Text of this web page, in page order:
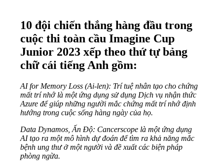
10 đội chiến thắng hàng đầu trong
cuộc thi toàn cầu Imagine Cup
Junior 2023 xếp theo thứ tự bảng
chữ cái tiếng Anh gồm:
AI for Memory Loss (Ai-len): Trí tuệ nhân tạo cho chứng
mất trí nhớ là một ứng dụng sử dụng Dịch vụ nhận thức
Azure để giúp những người mắc chứng mất trí nhớ định
hướng trong cuộc sống hàng ngày của họ.
Data Dynamos, Ấn Độ: Cancerscope là một ứng dụng
AI tạo ra một mô hình dự đoán để tìm ra khả năng mắc
bệnh ung thư ở một người và đề xuất các biện pháp
phòng ngừa.